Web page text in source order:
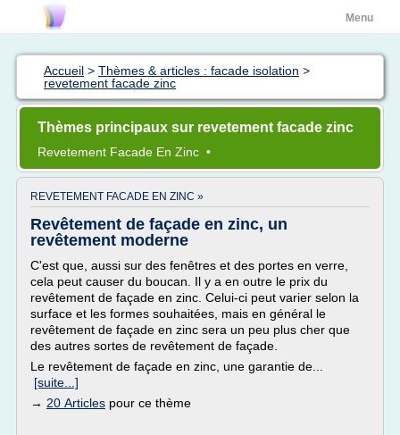
Menu
Accueil > Thèmes & articles : facade isolation >
revetement facade zinc
Thèmes principaux sur revetement facade zinc
Revetement Facade En Zinc •
REVETEMENT FACADE EN ZINC »
Revêtement de façade en zinc, un
revêtement moderne
C'est que, aussi sur des fenêtres et des portes en verre,
cela peut causer du boucan. Il y a en outre le prix du
revêtement de façade en zinc. Celui-ci peut varier selon la
surface et les formes souhaitées, mais en général le
revêtement de façade en zinc sera un peu plus cher que
des autres sortes de revêtement de façade.
Le revêtement de façade en zinc, une garantie de...
[suite...]
→ 20 Articles pour ce thème